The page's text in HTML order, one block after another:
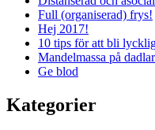
Full (organiserad) frys!
Hej 2017!
10 tips för att bli
Mandelmassa på
Ge blod
Kategorier